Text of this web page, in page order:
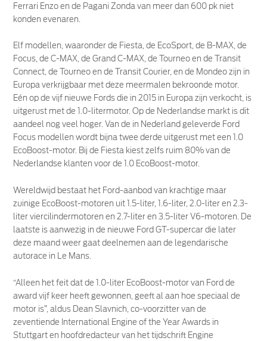
Ferrari Enzo en de Pagani Zonda van meer dan 600 pk niet
konden evenaren.
Elf modellen, waaronder de Fiesta, de EcoSport, de B-MAX, de
Focus, de C-MAX, de Grand C-MAX, de Tourneo en de Transit
Connect, de Tourneo en de Transit Courier, en de Mondeo zijn in
Europa verkrijgbaar met deze meermalen bekroonde motor.
Eén op de vijf nieuwe Fords die in 2015 in Europa zijn verkocht, is
uitgerust met de 1.0-litermotor. Op de Nederlandse markt is dit
aandeel nog veel hoger. Van de in Nederland geleverde Ford
Focus modellen wordt bijna twee derde uitgerust met een 1.0
EcoBoost-motor. Bij de Fiesta kiest zelfs ruim 80% van de
Nederlandse klanten voor de 1.0 EcoBoost-motor.
Wereldwijd bestaat het Ford-aanbod van krachtige maar
zuinige EcoBoost-motoren uit 1.5-liter, 1.6-liter, 2.0-liter en 2.3-
liter viercilindermotoren en 2.7-liter en 3.5-liter V6-motoren. De
laatste is aanwezig in de nieuwe Ford GT-supercar die later
deze maand weer gaat deelnemen aan de legendarische
autorace in Le Mans.
“Alleen het feit dat de 1.0-liter EcoBoost-motor van Ford de
award vijf keer heeft gewonnen, geeft al aan hoe speciaal de
motor is”, aldus Dean Slavnich, co-voorzitter van de
zeventiende International Engine of the Year Awards in
Stuttgart en hoofdredacteur van het tijdschrift Engine